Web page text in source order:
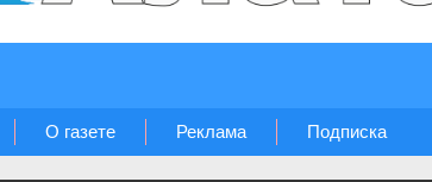
О газете Реклама Подписка